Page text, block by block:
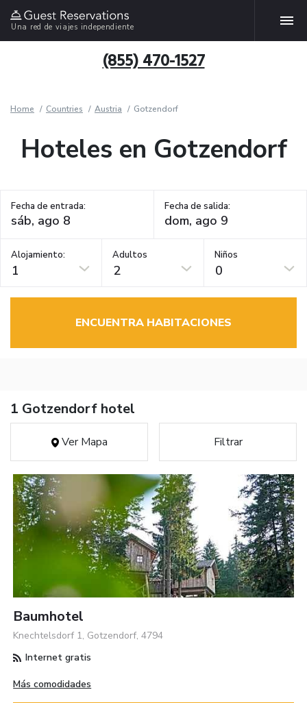
Una red de viajes independiente
(855) 470-1527
Home Countries Austria Gotzendorf
Hoteles en Gotzendorf
Fecha de entrada: Fecha de salida:
Alojamiento:
1
Adultos
2
Niños
0
ENCUENTRA HABITACIONES
1 Gotzendorf hotel
Ver Mapa Filtrar
Baumhotel
Knechtelsdorf 1, Gotzendorf, 4794
Internet gratis
Más comodidades